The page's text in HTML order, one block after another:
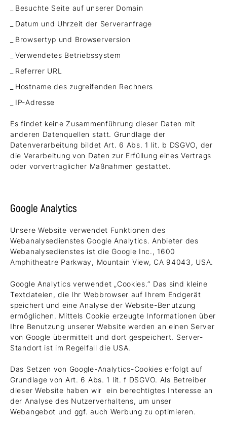
Besuchte Seite auf unserer Domain
Datum und Uhrzeit der Serveranfrage
Browsertyp und Browserversion
Verwendetes Betriebssystem
Referrer URL
Hostname des zugreifenden Rechners
IP-Adresse
Es findet keine Zusammenführung dieser Daten mit
anderen Datenquellen statt. Grundlage der
Datenverarbeitung bildet Art. 6 Abs. 1 lit. b DSGVO, der
die Verarbeitung von Daten zur Erfüllung eines Vertrags
oder vorvertraglicher Maßnahmen gestattet.
Google Analytics
Unsere Website verwendet Funktionen des
Webanalysedienstes Google Analytics. Anbieter des
Webanalysedienstes ist die Google Inc., 1600
Amphitheatre Parkway, Mountain View, CA 94043, USA.
Google Analytics verwendet „Cookies.“ Das sind kleine
Textdateien, die Ihr Webbrowser auf Ihrem Endgerät
speichert und eine Analyse der Website-Benutzung
ermöglichen. Mittels Cookie erzeugte Informationen über
Ihre Benutzung unserer Website werden an einen Server
von Google übermittelt und dort gespeichert. Server-
Standort ist im Regelfall die USA.
Das Setzen von Google-Analytics-Cookies erfolgt auf
Grundlage von Art. 6 Abs. 1 lit. f DSGVO. Als Betreiber
dieser Website haben wir ein berechtigtes Interesse an
der Analyse des Nutzerverhaltens, um unser
Webangebot und ggf. auch Werbung zu optimieren.